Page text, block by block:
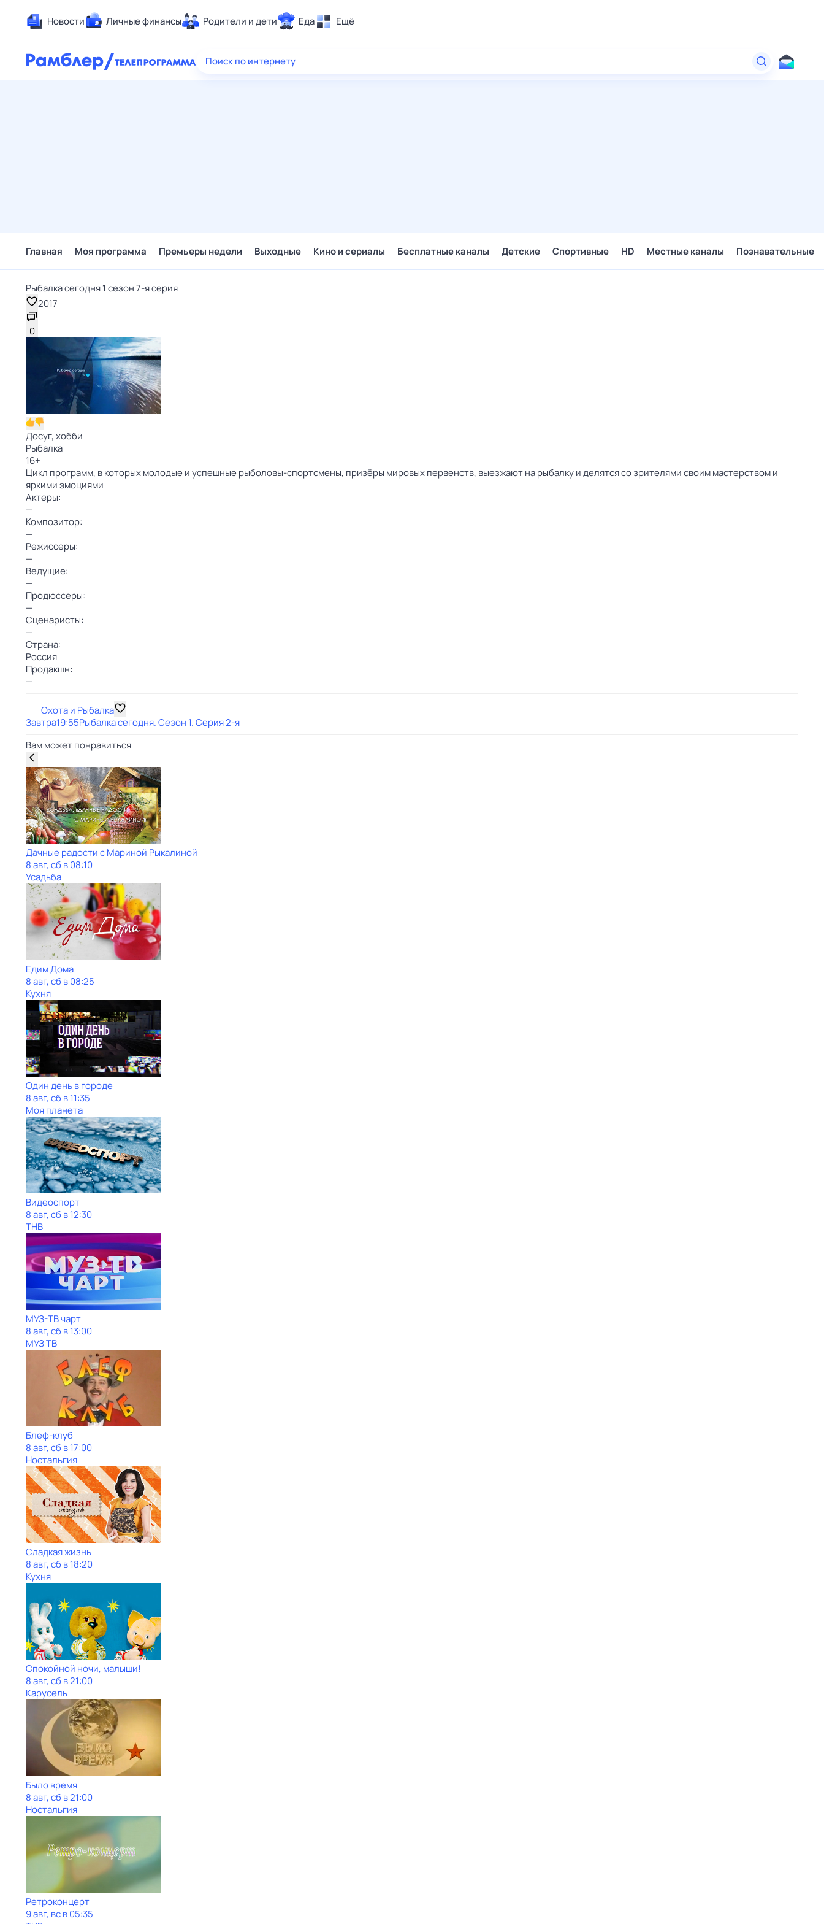
Новости Личные финансы Родители и дети Еда Ещё
Здоровье
Поиск по интернету
Главная Моя программа Премьеры недели Выходные Кино и сериалы Бесплатные каналы Детские Спортивные HD Местные каналы Познавательные
Рыбалка сегодня 1 сезон 7-я серия
2017
0
Досуг, хобби
Рыбалка
16+
Цикл программ, в которых молодые и успешные рыболовы-спортсмены, призёры мировых первенств, выезжают на рыбалку и делятся со зрителями своим мастерством и
яркими эмоциями
Актеры:
—
Композитор:
—
Режиссеры:
—
Ведущие:
—
Продюссеры:
—
Сценаристы:
—
Страна:
Россия
Продакшн:
—
Охота и Рыбалка
Завтра19:55Рыбалка сегодня. Сезон 1. Серия 2-я
Вам может понравиться
Дачные радости с Мариной Рыкалиной
8 авг, сб в 08:10
Усадьба
Едим Дома
8 авг, сб в 08:25
Кухня
Один день в городе
8 авг, сб в 11:35
Моя планета
Видеоспорт
8 авг, сб в 12:30
ТНВ
МУЗ-ТВ чарт
8 авг, сб в 13:00
МУЗ ТВ
Блеф-клуб
8 авг, сб в 17:00
Ностальгия
Сладкая жизнь
8 авг, сб в 18:20
Кухня
Спокойной ночи, малыши!
8 авг, сб в 21:00
Карусель
Было время
8 авг, сб в 21:00
Ностальгия
Ретроконцерт
9 авг, вс в 05:35